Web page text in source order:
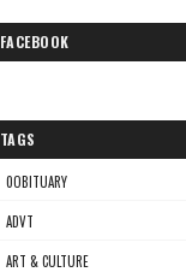
FACEBOOK
TAGS
0OBITUARY
ADVT
ART & CULTURE